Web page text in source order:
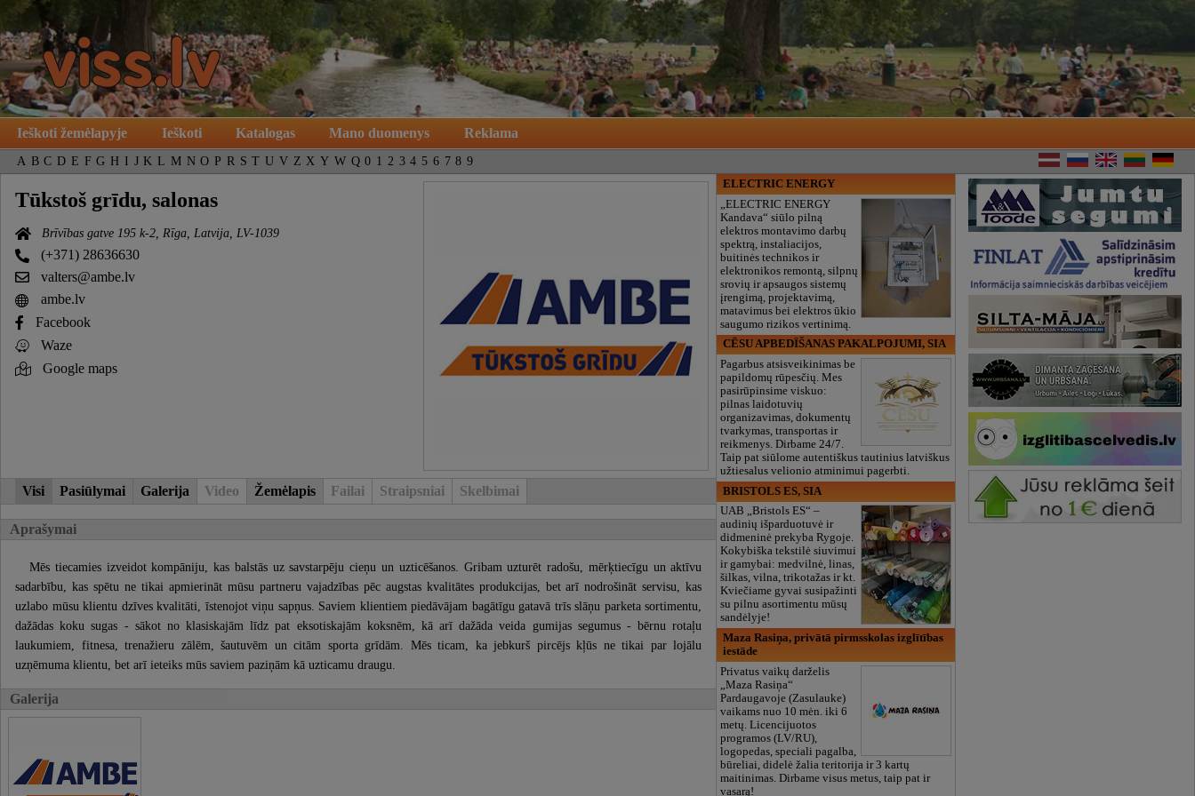
Ieškoti žemėlapyje Ieškoti Katalogas Mano duomenys Reklama
A B C D E F G H I J K L M N O P R S T U V Z X Y W Q 0 1 2 3 4 5 6 7 8 9
Tūkstoš grīdu, salonas
Brīvības gatve 195 k-2, Rīga, Latvija, LV-1039
(+371) 28636630
valters@ambe.lv
ambe.lv
Facebook
Waze
Google maps
Visi Pasiūlymai Galerija Video Žemėlapis Failai Straipsniai Skelbimai
Aprašymai
Mēs tiecamies izveidot kompāniju, kas balstās uz savstarpēju cieņu un uzticēšanos. Gribam uzturēt radošu, mērķtiecīgu un aktīvu
sadarbību, kas spētu ne tikai apmierināt mūsu partneru vajadzības pēc augstas kvalitātes produkcijas, bet arī nodrošināt servisu, kas
uzlabo mūsu klientu dzīves kvalitāti, īstenojot viņu sapņus. Saviem klientiem piedāvājam bagātīgu gatavā trīs slāņu parketa sortimentu,
dažādas koku sugas - sākot no klasiskajām līdz pat eksotiskajām koksnēm, kā arī dažāda veida gumijas segumus - bērnu rotaļu
laukumiem, fitnesa, trenažieru zālēm, šautuvēm un citām sporta grīdām. Mēs ticam, ka jebkurš pircējs kļūs ne tikai par lojālu
uzņēmuma klientu, bet arī ieteiks mūs saviem paziņām kā uzticamu draugu.
Galerija
ELECTRIC ENERGY
„ELECTRIC ENERGY
Kandava“ siūlo pilną
elektros montavimo darbų
spektrą, instaliacijos,
buitinės technikos ir
elektronikos remontą, silpnų
srovių ir apsaugos sistemų
įrengimą, projektavimą,
matavimus bei elektros ūkio
saugumo rizikos vertinimą.
CĒSU APBEDĪŠANAS PAKALPOJUMI, SIA
Pagarbus atsisveikinimas be
papildomų rūpesčių. Mes
pasirūpinsime viskuo:
pilnas laidotuvių
organizavimas, dokumentų
tvarkymas, transportas ir
reikmenys. Dirbame 24/7.
Taip pat siūlome autentiškus tautinius latviškus
užtiesalus velionio atminimui pagerbti.
BRISTOLS ES, SIA
UAB „Bristols ES“ –
audinių išparduotuvė ir
didmeninė prekyba Rygoje.
Kokybiška tekstilė siuvimui
ir gamybai: medvilnė, linas,
šilkas, vilna, trikotažas ir kt.
Kviečiame gyvai susipažinti
su pilnu asortimentu mūsų
sandėlyje!
Maza Rasiņa, privātā pirmsskolas izglītības
iestāde
Privatus vaikų darželis
„Maza Rasiņa“
Pardaugavoje (Zasulauke)
vaikams nuo 10 mėn. iki 6
metų. Licencijuotos
programos (LV/RU),
logopedas, speciali pagalba,
būreliai, didelė žalia teritorija ir 3 kartų
maitinimas. Dirbame visus metus, taip pat ir
vasarą!